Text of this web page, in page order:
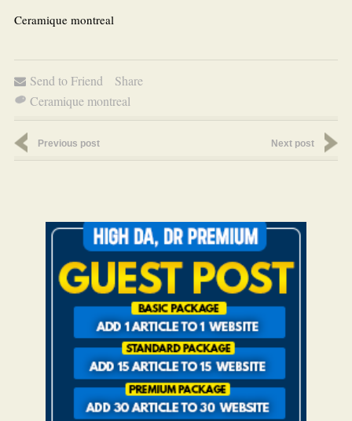
Ceramique montreal
Send to Friend
Share
Ceramique montreal
Previous post Next post